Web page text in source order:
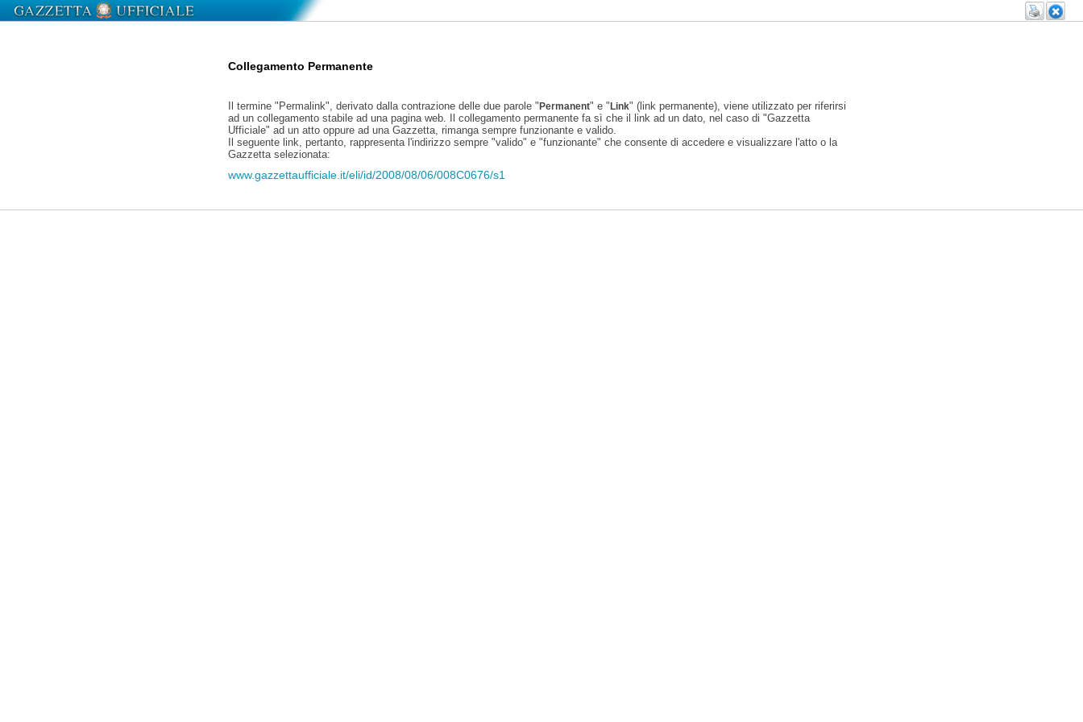
Collegamento Permanente
Il termine "Permalink", derivato dalla contrazione delle due parole "Permanent" e "Link" (link permanente), viene utilizzato per riferirsi
ad un collegamento stabile ad una pagina web. Il collegamento permanente fa sì che il link ad un dato, nel caso di "Gazzetta
Ufficiale" ad un atto oppure ad una Gazzetta, rimanga sempre funzionante e valido.
Il seguente link, pertanto, rappresenta l'indirizzo sempre "valido" e "funzionante" che consente di accedere e visualizzare l'atto o la
Gazzetta selezionata:
www.gazzettaufficiale.it/eli/id/2008/08/06/008C0676/s1